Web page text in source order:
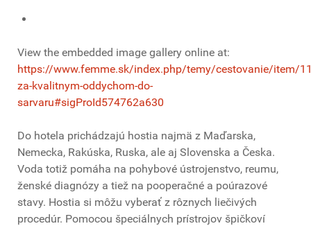
View the embedded image gallery online at:
https://www.femme.sk/index.php/temy/cestovanie/item/
za-kvalitnym-oddychom-do-
sarvaru#sigProId574762a630
Do hotela prichádzajú hostia najmä z Maďarska,
Nemecka, Rakúska, Ruska, ale aj Slovenska a Česka.
Voda totiž pomáha na pohybové ústrojenstvo, reumu,
ženské diagnózy a tiež na pooperačné a poúrazové
stavy. Hostia si môžu vyberať z rôznych liečivých
procedúr. Pomocou špeciálnych prístrojov špičkoví